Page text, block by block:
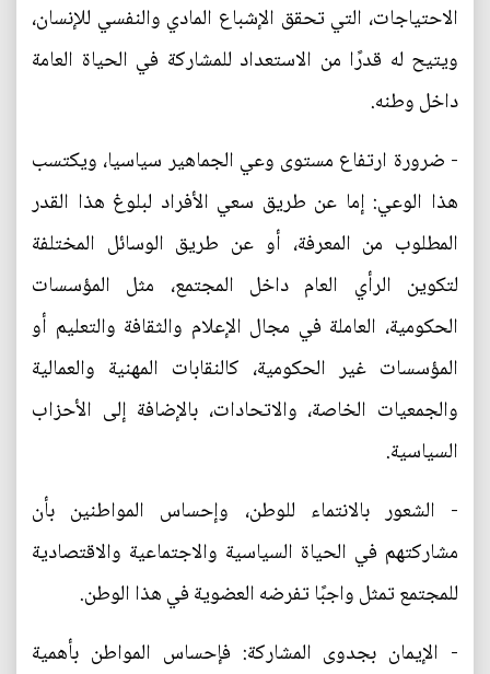
الاحتياجات، التي تحقق الإشباع المادي والنفسي للإنسان،
ويتيح له قدرًا من الاستعداد للمشاركة في الحياة العامة
داخل وطنه.
- ضرورة ارتفاع مستوى وعي الجماهير سياسيا، ويكتسب
هذا الوعي: إما عن طريق سعي الأفراد لبلوغ هذا القدر
المطلوب من المعرفة، أو عن طريق الوسائل المختلفة
لتكوين الرأي العام داخل المجتمع، مثل المؤسسات
الحكومية، العاملة في مجال الإعلام والثقافة والتعليم أو
المؤسسات غير الحكومية، كالنقابات المهنية والعمالية
والجمعيات الخاصة، والاتحادات، بالإضافة إلى الأحزاب
السياسية.
- الشعور بالانتماء للوطن، وإحساس المواطنين بأن
مشاركتهم في الحياة السياسية والاجتماعية والاقتصادية
للمجتمع تمثل واجبًا تفرضه العضوية في هذا الوطن.
- الإيمان بجدوى المشاركة: فإحساس المواطن بأهمية